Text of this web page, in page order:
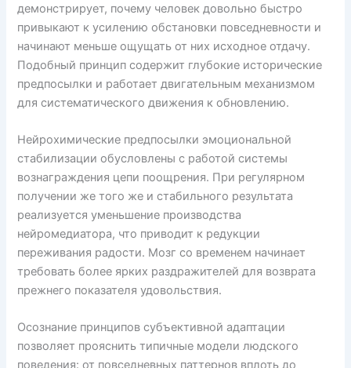
демонстрирует, почему человек довольно быстро
привыкают к усилению обстановки повседневности и
начинают меньше ощущать от них исходное отдачу.
Подобный принцип содержит глубокие исторические
предпосылки и работает двигательным механизмом
для систематического движения к обновлению.
Нейрохимические предпосылки эмоциональной
стабилизации обусловлены с работой системы
вознаграждения цепи поощрения. При регулярном
получении же того же и стабильного результата
реализуется уменьшение производства
нейромедиатора, что приводит к редукции
переживания радости. Мозг со временем начинает
требовать более ярких раздражителей для возврата
прежнего показателя удовольствия.
Осознание принципов субъективной адаптации
позволяет прояснить типичные модели людского
поведения: от повседневных паттернов вплоть до